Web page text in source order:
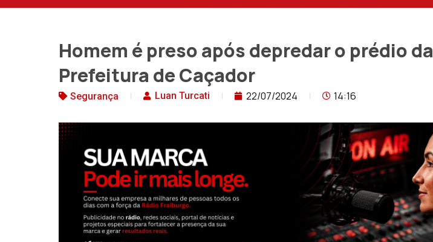
Homem é preso após depredar o prédio da
Prefeitura de Caçador
Segurança Luan Turcati 22/07/2024 14:16